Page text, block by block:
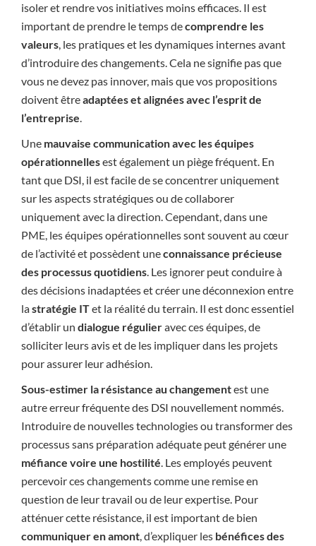
isoler et rendre vos initiatives moins efficaces. Il est
important de prendre le temps decomprendre les
valeurs, les pratiques et les dynamiques internes avant
d’introduire des changements. Cela ne signifie pas que
vous ne devez pas innover, mais que vos propositions
doivent êtreadaptées et alignées avec l’esprit de
l’entreprise.
Une mauvaise communication avec les équipes
opérationnellesest également un piège fréquent. En
tant que DSI, il est facile de se concentrer uniquement
sur les aspects stratégiques ou de collaborer
uniquement avec la direction. Cependant, dans une
PME, les équipes opérationnelles sont souvent au cœur
de l’activité et possèdent uneconnaissance précieuse
des processus quotidiens. Les ignorer peut conduire à
des décisions inadaptées et créer une déconnexion entre
lastratégie ITet la réalité du terrain. Il est donc essentiel
d’établir un dialogue régulieravec ces équipes, de
solliciter leurs avis et de les impliquer dans les projets
pour assurer leur adhésion.
Sous-estimer la résistance au changementest une
autre erreur fréquente des DSI nouvellement nommés.
Introduire de nouvelles technologies ou transformer des
processus sans préparation adéquate peut générer une
méfiance voire une hostilité. Les employés peuvent
percevoir ces changements comme une remise en
question de leur travail ou de leur expertise. Pour
atténuer cette résistance, il est important de bien
communiquer en amont, d’expliquer les bénéfices des